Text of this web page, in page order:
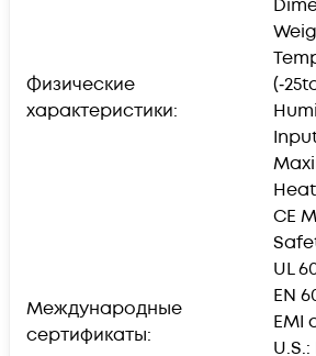
Физические
характеристики:
Международные
сертификаты:
CE
UL
EN
EMI
U.S.: